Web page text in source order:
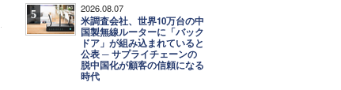
5 2026.08.07
米調査会社、世界10万台の中
国製無線ルーターに「バック
ドア」が組み込まれていると
公表 ─ サプライチェーンの
脱中国化が顧客の信頼になる
時代